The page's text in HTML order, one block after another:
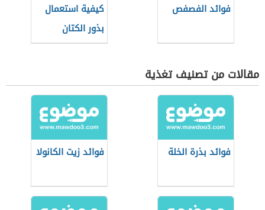
فوائد الفصفص
كيفية استعمال
بذور الكتان
مقالات من تصنيف تغذية
فوائد بذرة الخلة فوائد زيت الكانولا